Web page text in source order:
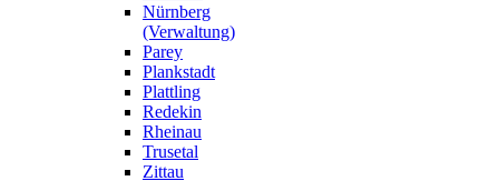
Nürnberg
(Verwaltung)
Parey
Plankstadt
Plattling
Redekin
Rheinau
Trusetal
Zittau